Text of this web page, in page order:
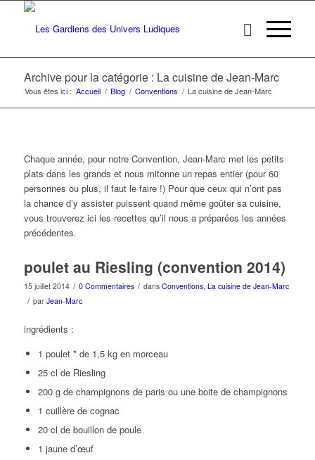
Archive pour la catégorie : La cuisine de Jean-Marc
Vous êtes ici : Accueil / Blog / Conventions / La cuisine de Jean-Marc
Chaque année, pour notre Convention, Jean-Marc met les petits
plats dans les grands et nous mitonne un repas entier (pour 60
personnes ou plus, il faut le faire !) Pour que ceux qui n’ont pas
la chance d’y assister puissent quand même goûter sa cuisine,
vous trouverez ici les recettes qu’il nous a préparées les années
précédentes.
poulet au Riesling (convention 2014)
15 juillet 2014 / 0 Commentaires / dans Conventions, La cuisine de Jean-Marc
/ par Jean-Marc
ingrédients :
1 poulet * de 1,5 kg en morceau
25 cl de Riesling
200 g de champignons de paris ou une boite de champignons
1 cuillère de cognac
20 cl de bouillon de poule
1 jaune d’œuf